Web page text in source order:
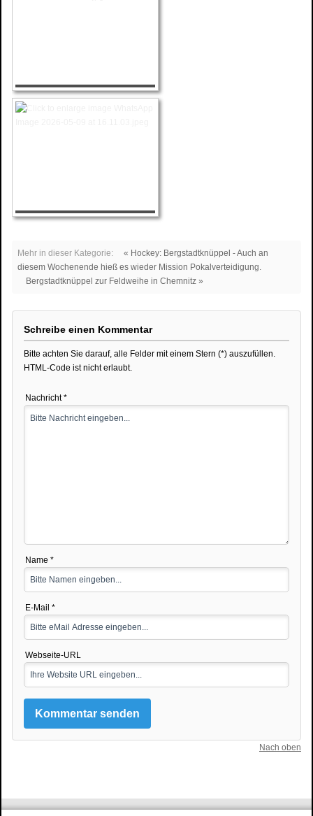
Mehr in dieser Kategorie:
« Hockey: Bergstadtknüppel - Auch an
diesem Wochenende hieß es wieder Mission Pokalverteidigung.
Bergstadtknüppel zur Feldweihe in Chemnitz »
Schreibe einen Kommentar
Bitte achten Sie darauf, alle Felder mit einem Stern (*) auszufüllen.
HTML-Code ist nicht erlaubt.
Nachricht *
Name *
E-Mail *
Webseite-URL
Nach oben